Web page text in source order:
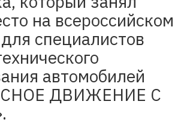
на всероссийском
специалистов
автомобилей
ДВИЖЕНИЕ С